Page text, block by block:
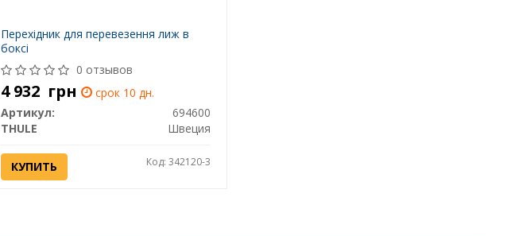
Перехідник для перевезення лиж в
боксі
0 отзывов
4 932 грн
срок 10 дн.
Артикул:
694600
THULE
Швеция
КУПИТЬ Код: 342120-3